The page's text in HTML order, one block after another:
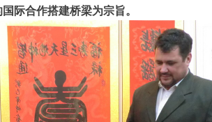
际合作搭建桥梁为宗旨。